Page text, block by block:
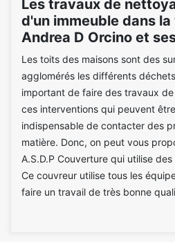
Les travaux de
d'un immeuble dans
Andrea D Orcino et
Les toits des maisons sont des
agglomérés les différents
important de faire des travaux
ces interventions qui peuvent
indispensable de contacter des
matière. Donc, on peut vous
A.S.D.P Couverture qui utilise
Ce couvreur utilise tous les
faire un travail de très bonne